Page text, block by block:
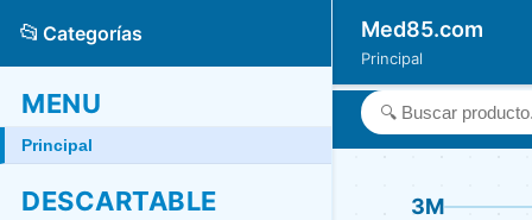
Med85.com
Principal
3M
📂 Categorías
MENU
Principal
DESCARTABLE